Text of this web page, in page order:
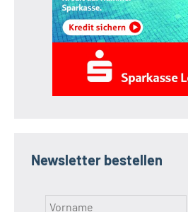
Newsletter bestellen